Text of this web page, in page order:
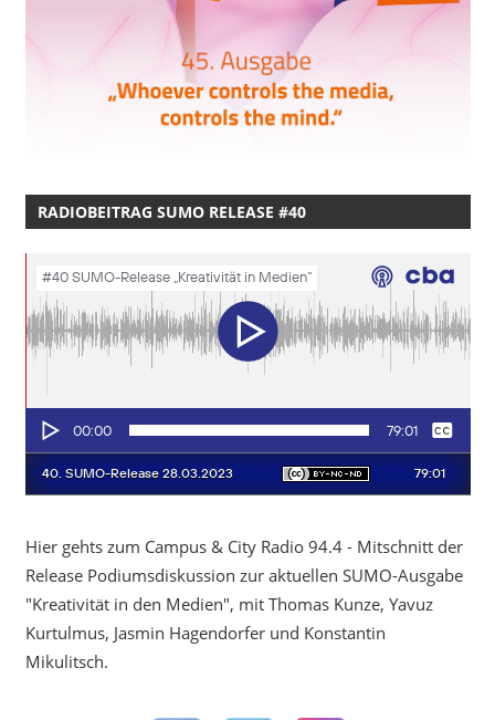
RADIOBEITRAG SUMO RELEASE #40
Hier gehts zum Campus & City Radio 94.4 - Mitschnitt der
Release Podiumsdiskussion zur aktuellen SUMO-Ausgabe
"Kreativität in den Medien", mit Thomas Kunze, Yavuz
Kurtulmus, Jasmin Hagendorfer und Konstantin
Mikulitsch.